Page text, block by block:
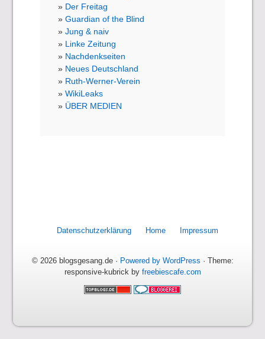
Der Freitag
Guardian of the Blind
Jung & naiv
Linke Zeitung
Nachdenkseiten
Neues Deutschland
Ruth-Werner-Verein
WikiLeaks
ÜBER MEDIEN
Datenschutzerklärung Home Impressum
© 2026 blogsgesang.de · Powered by WordPress · Theme:
responsive-kubrick by freebiescafe.com